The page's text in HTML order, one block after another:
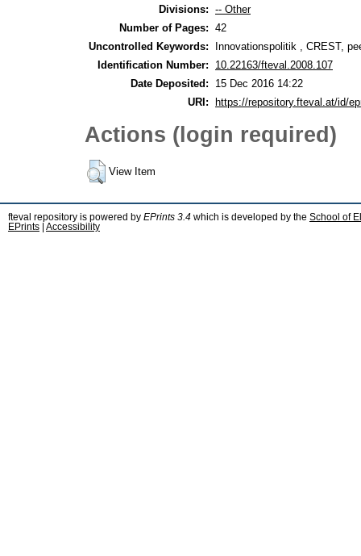
Divisions: -- Other
Number of Pages: 42
Uncontrolled Keywords:
Innovationspolitik , CREST,
Identification Number:
10.22163/fteval.2008.107
Date Deposited:
15 Dec 2016 14:22
URI:
https://repository.fteval.at/id/
Actions (login required)
View Item
fteval repository is powered by EPrints 3.4 which is developed by the School of
EPrints
Accessibility